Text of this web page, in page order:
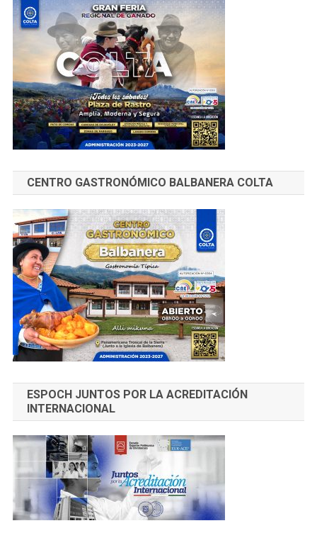
CENTRO GASTRONÓMICO BALBANERA COLTA
ESPOCH JUNTOS POR LA ACREDITACIÓN
INTERNACIONAL